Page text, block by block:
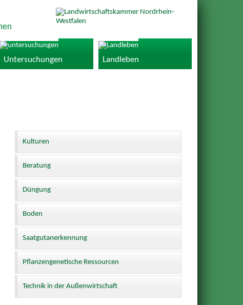
Untersuchungen Landleben
Kulturen
Beratung
Düngung
Boden
Saatgutanerkennung
Pflanzengenetische Ressourcen
Technik in der Außenwirtschaft